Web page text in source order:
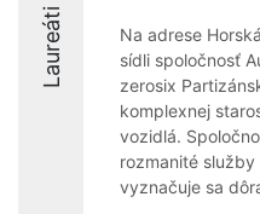
Laureáti
Na adrese
sídli spoločnosť
zerosix
komplexnej
vozidlá.
rozmanité
vyznačuje sa